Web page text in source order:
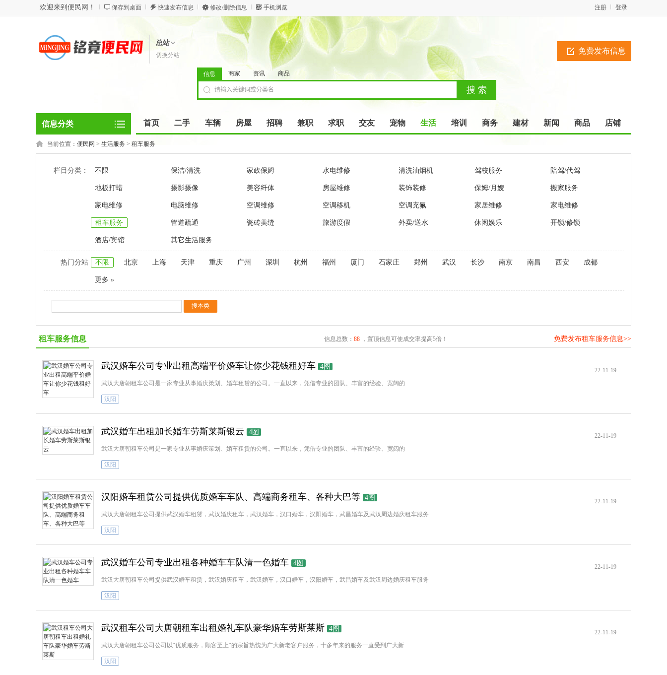
欢迎来到便民网！ 保存到桌面 快速发布信息 修改/删除信息 手机浏览 登录
注册
总站
切换分站 免费发布信息
信息 商家 资讯 商品
信息分类 首页 二手 车辆 房屋 招聘 兼职 求职 交友 宠物 生活 培训 商务 建材 新闻 商品 店铺
当前位置： 便民网 > 生活服务 > 租车服务
栏目分类： 不限 保洁/清洗 家政保姆 水电维修 清洗油烟机 驾校服务 陪驾/代驾
地板打蜡 摄影摄像 美容纤体 房屋维修 装饰装修 保姆/月嫂 搬家服务
家电维修 电脑维修 空调维修 空调移机 空调充氟 家居维修 家电维修
租车服务 管道疏通 瓷砖美缝 旅游度假 外卖/送水 休闲娱乐 开锁/修锁
酒店/宾馆 其它生活服务
热门分站 不限 北京 上海 天津 重庆 广州 深圳 杭州 福州 厦门 石家庄 郑州 武汉 长沙 南京 南昌 西安 成都
更多 »
租车服务信息 信息总数： 88，置顶信息可使成交率提高5倍！ 免费发布租车服务信息>>
22-11-19
武汉婚车公司专业出租高端平价婚车让你少花钱租好车 4图
武汉大唐朝租车公司是一家专业从事婚庆策划、婚车租赁的公司。一直以来，凭借专业的团队、丰富的经验、宽阔的
汉阳
22-11-19
武汉婚车出租加长婚车劳斯莱斯银云 4图
武汉大唐朝租车公司是一家专业从事婚庆策划、婚车租赁的公司。一直以来，凭借专业的团队、丰富的经验、宽阔的
汉阳
22-11-19
汉阳婚车租赁公司提供优质婚车车队、高端商务租车、各种大巴等 4图
武汉大唐朝租车公司提供武汉婚车租赁，武汉婚庆租车，武汉婚车，汉口婚车，汉阳婚车，武昌婚车及武汉周边婚庆租车服务
汉阳
22-11-19
武汉婚车公司专业出租各种婚车车队清一色婚车 4图
武汉大唐朝租车公司提供武汉婚车租赁，武汉婚庆租车，武汉婚车，汉口婚车，汉阳婚车，武昌婚车及武汉周边婚庆租车服务
汉阳
22-11-19
武汉租车公司大唐朝租车出租婚礼车队豪华婚车劳斯莱斯 4图
武汉大唐朝租车公司公司以“优质服务，顾客至上“的宗旨热忱为广大新老客户服务，十多年来的服务一直受到广大新
汉阳